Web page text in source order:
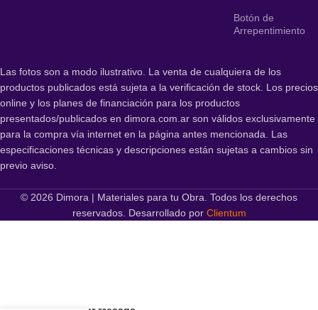
Botón de
Arrepentimiento
Las fotos son a modo ilustrativo. La venta de cualquiera de los
productos publicados está sujeta a la verificación de stock. Los precios
online y los planes de financiación para los productos
presentados/publicados en dimora.com.ar son válidos exclusivamente
para la compra vía internet en la página antes mencionada. Las
especificaciones técnicas y descripciones están sujetas a cambios sin
previo aviso.
© 2026 Dimora | Materiales para tu Obra. Todos los derechos
reservados. Desarrollado por Clientum